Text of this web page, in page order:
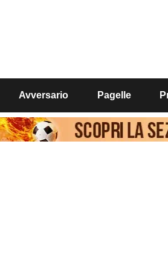
Avversario Pagelle